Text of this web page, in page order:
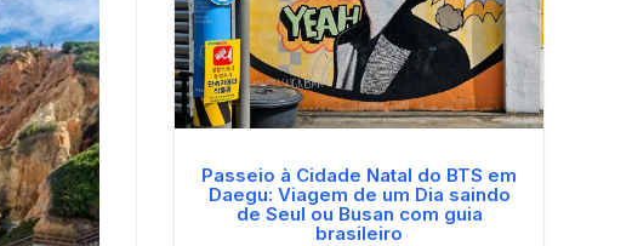
Passeio à Cidade Natal do BTS em
Daegu: Viagem de um Dia saindo
de Seul ou Busan com guia
brasileiro